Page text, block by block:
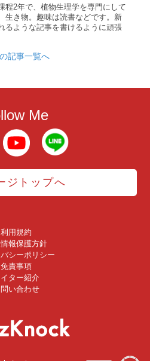
程2年で、植物生理学を専門にして
生き物。趣味は読書などです。新
るような記事を書けるように頑張
記事一覧へ
Me
ジトップへ
利用規約
報保護方針
シーポリシー
免責事項
ター紹介
い合わせ